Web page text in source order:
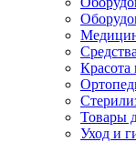
Красота
Товары
Уход и